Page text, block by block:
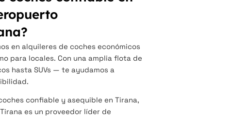
en alquileres de coches económicos
para locales. Con una amplia flota de
hasta SUVs — te ayudamos a
confiable y asequible en Tirana,
es un proveedor líder de